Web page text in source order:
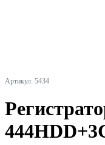
Артикул: 5434